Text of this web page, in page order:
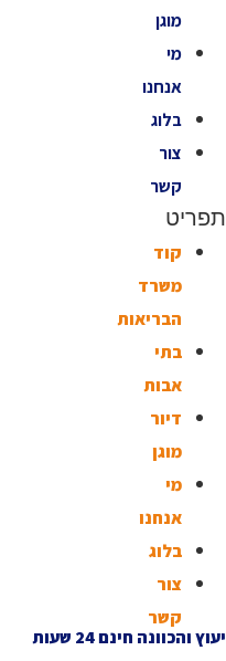
מוגן
מי
אנחנו
בלוג
צור
קשר
תפריט
קוד
משרד
הבריאות
בתי
אבות
דיור
מוגן
מי
אנחנו
בלוג
צור
קשר
יעוץ והכוונה חינם 24 שעות